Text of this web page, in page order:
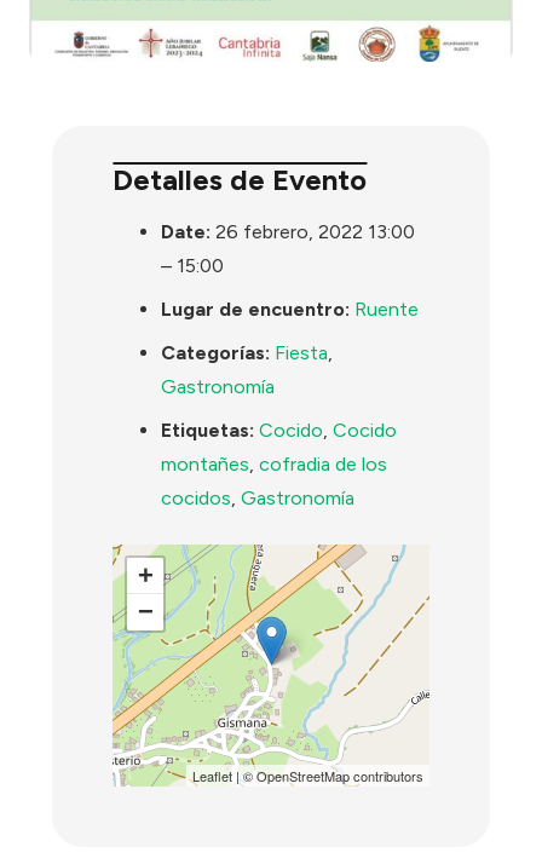
Detalles de Evento
Date: 26 febrero, 2022 13:00
– 15:00
Lugar de encuentro: Ruente
Categorías: Fiesta,
Gastronomía
Etiquetas: Cocido,Cocido
montañes,cofradia de los
cocidos,Gastronomía
+
−
Leaflet| ©OpenStreetMapcontributors